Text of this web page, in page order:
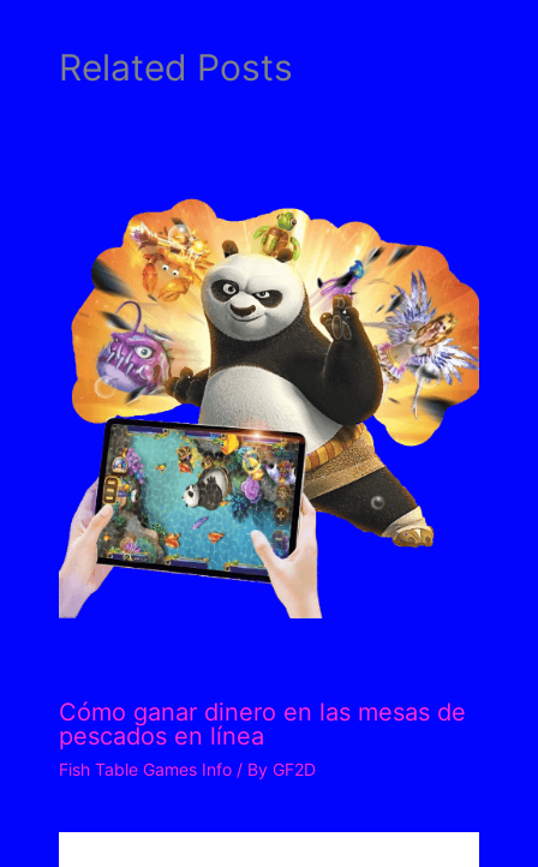
Related Posts
Cómo ganar dinero en las mesas de
pescados en línea
Fish Table Games Info/ By GF2D